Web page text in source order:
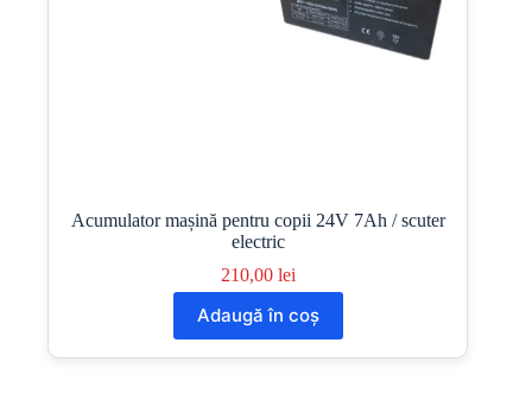
Acumulator mașină pentru copii 24V 7Ah / scuter
electric
210,00 lei
Adaugă în coș